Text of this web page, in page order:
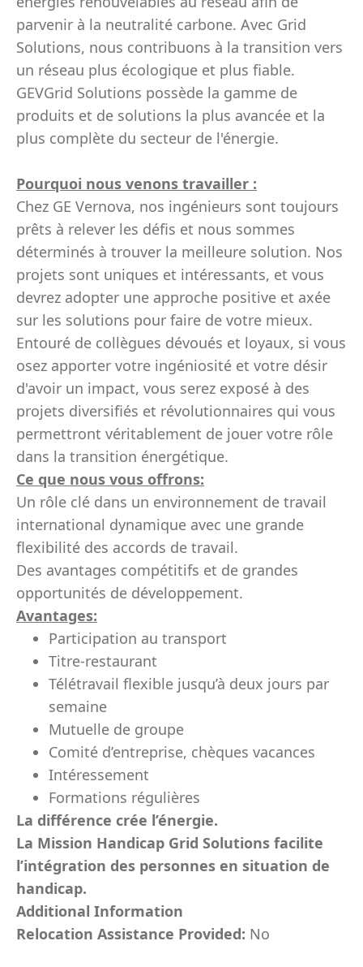
parvenir à la neutralité carbone. Avec Grid
Solutions, nous contribuons à la transition vers
un réseau plus écologique et plus fiable.
GEVGrid Solutions possède la gamme de
produits et de solutions la plus avancée et la
plus complète du secteur de l'énergie.
Pourquoi nous venons travailler :
Chez GE Vernova, nos ingénieurs sont toujours
prêts à relever les défis et nous sommes
déterminés à trouver la meilleure solution. Nos
projets sont uniques et intéressants, et vous
devrez adopter une approche positive et axée
sur les solutions pour faire de votre mieux.
Entouré de collègues dévoués et loyaux, si vous
osez apporter votre ingéniosité et votre désir
d'avoir un impact, vous serez exposé à des
projets diversifiés et révolutionnaires qui vous
permettront véritablement de jouer votre rôle
dans la transition énergétique.
Ce que nous vous offrons:
Un rôle clé dans un environnement de travail
international dynamique avec une grande
flexibilité des accords de travail.
Des avantages compétitifs et de grandes
opportunités de développement.
Avantages:
Participation au transport
Titre-restaurant
Télétravail flexible jusqu’à deux jours par
semaine
Mutuelle de groupe
Comité d’entreprise, chèques vacances
Intéressement
Formations régulières
La différence crée l’énergie.
La Mission Handicap Grid Solutions facilite
l’intégration des personnes en situation de
handicap.
Additional Information
Relocation Assistance Provided: No